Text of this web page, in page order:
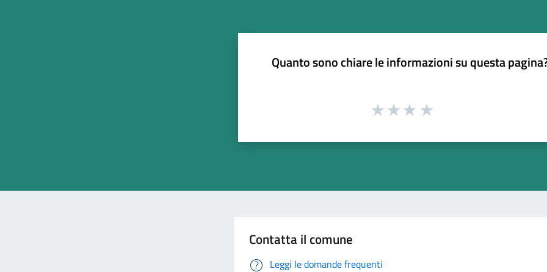
Quanto sono chiare le informazioni su questa
Contatta il comune
Leggi le domande frequenti